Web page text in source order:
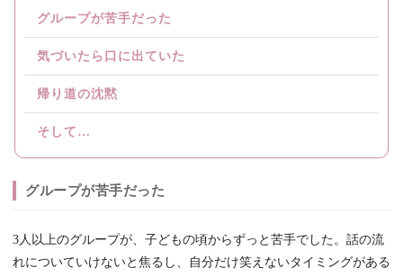
グループが苦手だった
気づいたら口に出ていた
帰り道の沈黙
そして…
グループが苦手だった
3人以上のグループが、子どもの頃からずっと苦手でした。話の流
れについていけないと焦るし、自分だけ笑えないタイミングがある